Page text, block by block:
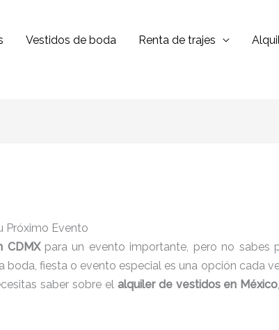
Vestidos de boda Renta de trajes
Próximo Evento
CDMXpara un evento importante, pero no sabes
boda, fiesta o evento especial es una opción cada
saber sobre el alquiler de vestidos en México